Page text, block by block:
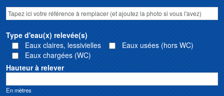
Type d'eau(x) relevée(s)
Eaux claires, lessivielles
Eaux usées (hors WC)
Eaux chargées (WC)
Hauteur à relever
En mètres